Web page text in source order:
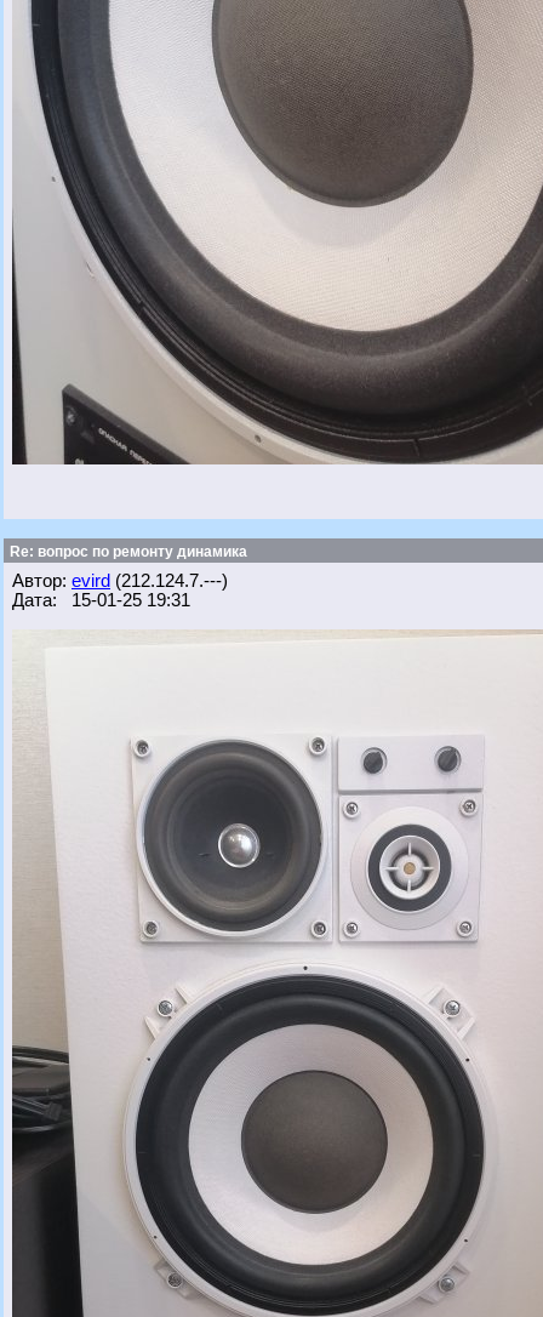
Re: вопрос по ремонту динамика
Автор: evird (212.124.7.---)
Дата: 15-01-25 19:31